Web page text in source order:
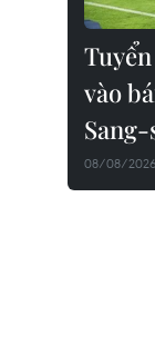
vào
08/08/